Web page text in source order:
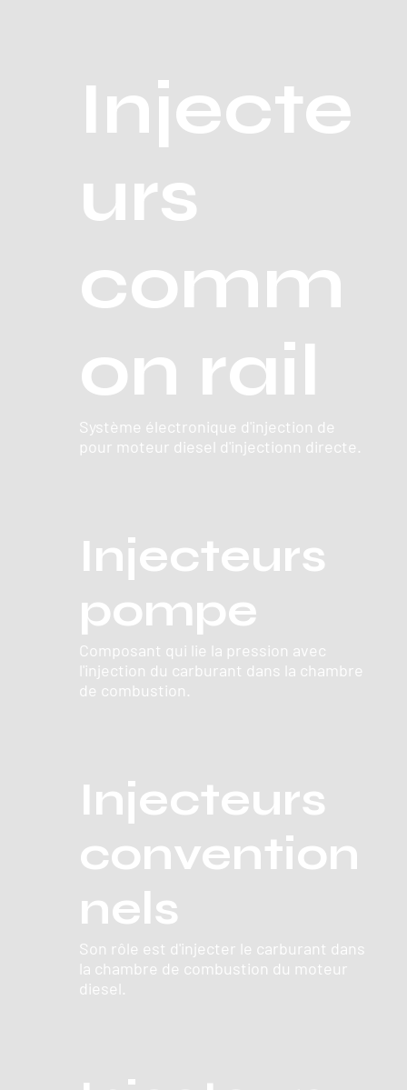
Injecte
urs
comm
on rail
Système électronique d'injection de
pour moteur diesel d'injectionn directe.
Injecteurs
pompe
Composant qui lie la pression avec
l'injection du carburant dans la chambre
de combustion.
Injecteurs
convention
nels
Son rôle est d'injecter le carburant dans
la chambre de combustion du moteur
diesel.